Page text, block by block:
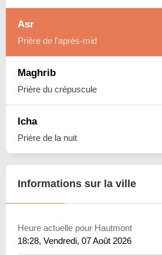
Asr
Prière de l'après-mid
Maghrib
Prière du crépuscule
Icha
Prière de la nuit
Informations sur la ville
Heure actuelle pour Hautmont
18:28, Vendredi, 07 Août 2026